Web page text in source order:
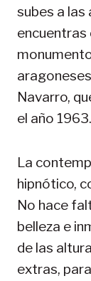
subes a las
encuentras
Navarro,
el año 1963.
La
hipnótico,
No hace
belleza e
de las
extras,